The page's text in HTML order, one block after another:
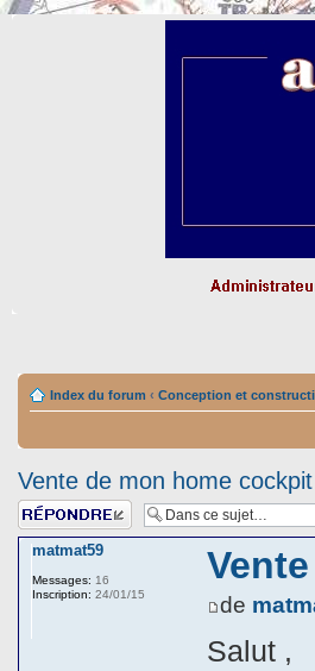
Index du forum ‹ Conception et
Vente de mon home
Répondre
de
Salut ,
matmat59
Messages: 16
Inscription: 24/01/15